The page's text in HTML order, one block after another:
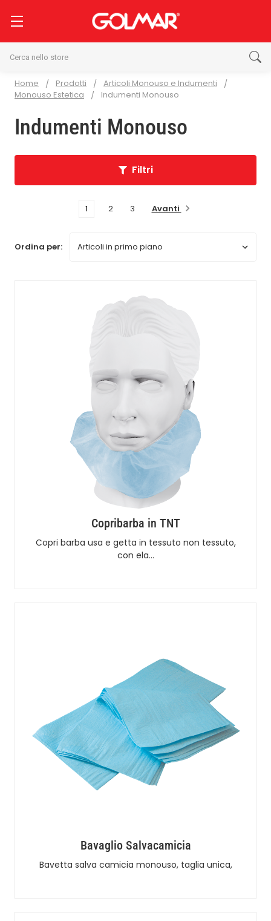
Home Prodotti
Articoli Monouso e Indumenti
Monouso Estetica
Indumenti Monouso
Indumenti Monouso
Filtri
1 2 3 Avanti
Ordina per:
Copribarba in TNT
Copri barba usa e getta in tessuto non tessuto,
con ela…
Bavaglio Salvacamicia
Bavetta salva camicia monouso, taglia unica,